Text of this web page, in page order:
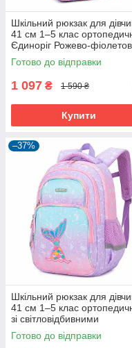
Шкільний рюкзак для
41 см 1–5 клас
Єдиноріг Рожево-
(61143)
Готово до відправки
1 097 ₴ 1 590 ₴
Купити
–37%
Шкільний рюкзак для
41 см 1–5 клас
зі світловідбивними
елементами Бузковий
(61142)
Готово до відправки